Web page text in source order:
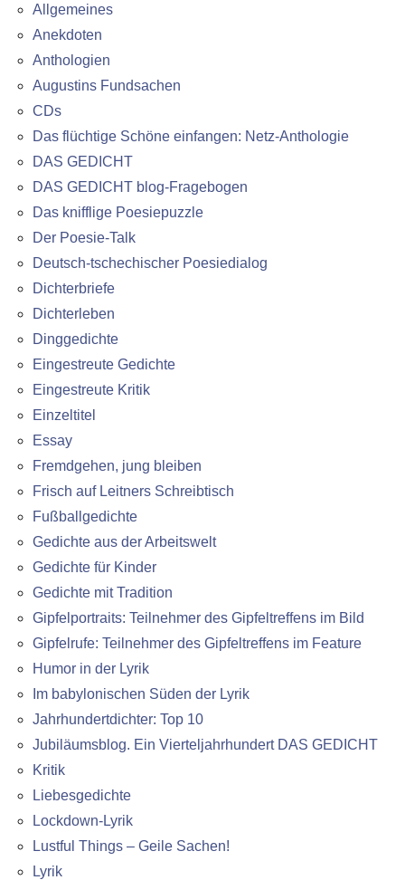
Allgemeines
Anekdoten
Anthologien
Augustins Fundsachen
CDs
Das flüchtige Schöne einfangen: Netz-Anthologie
DAS GEDICHT
DAS GEDICHT blog-Fragebogen
Das knifflige Poesiepuzzle
Der Poesie-Talk
Deutsch-tschechischer Poesiedialog
Dichterbriefe
Dichterleben
Dinggedichte
Eingestreute Gedichte
Eingestreute Kritik
Einzeltitel
Essay
Fremdgehen, jung bleiben
Frisch auf Leitners Schreibtisch
Fußballgedichte
Gedichte aus der Arbeitswelt
Gedichte für Kinder
Gedichte mit Tradition
Gipfelportraits: Teilnehmer des Gipfeltreffens im Bild
Gipfelrufe: Teilnehmer des Gipfeltreffens im Feature
Humor in der Lyrik
Im babylonischen Süden der Lyrik
Jahrhundertdichter: Top 10
Jubiläumsblog. Ein Vierteljahrhundert DAS GEDICHT
Kritik
Liebesgedichte
Lockdown-Lyrik
Lustful Things – Geile Sachen!
Lyrik